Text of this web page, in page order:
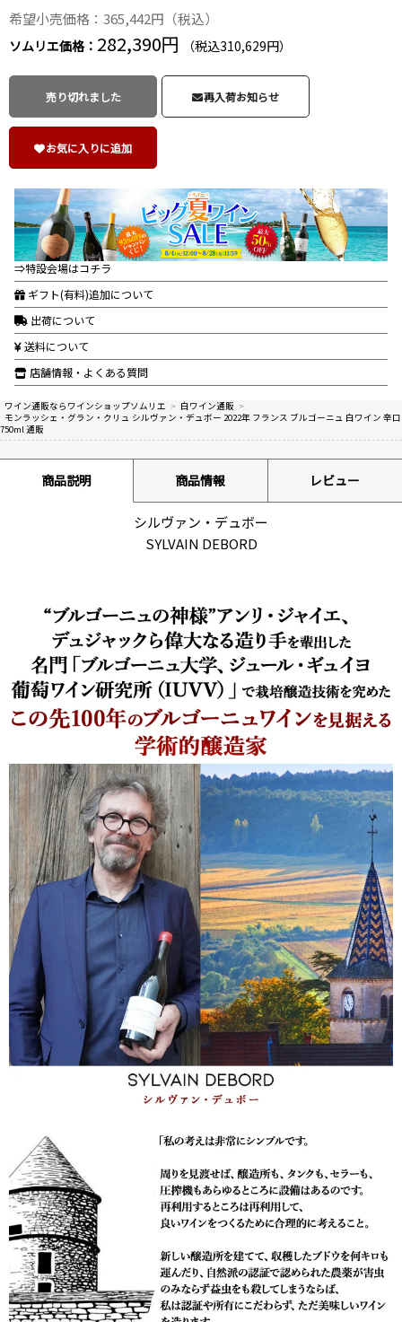
希望小売価格：365,442円（税込）
ソムリエ価格： 282,390円 （税込310,629円）
売り切れました 再入荷お知らせ
お気に入りに追加
⇒特設会場はコチラ
ギフト(有料)追加について
出荷について
送料について
店舗情報・よくある質問
ワイン通販ならワインショップソムリエ > 白ワイン通販 >
モンラッシェ・グラン・クリュ シルヴァン・デュボー 2022年 フランス ブルゴーニュ 白ワイン 辛口
750ml 通販
商品説明 商品情報 レビュー
シルヴァン・デュボー
SYLVAIN DEBORD